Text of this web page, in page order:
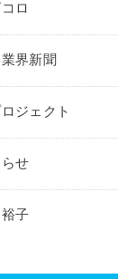
ロ
界新聞
ジェクト
せ
子